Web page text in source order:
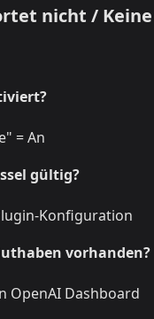
nicht /
= An
gültig?
Konfiguration
vorhanden?
OpenAI Dashboard